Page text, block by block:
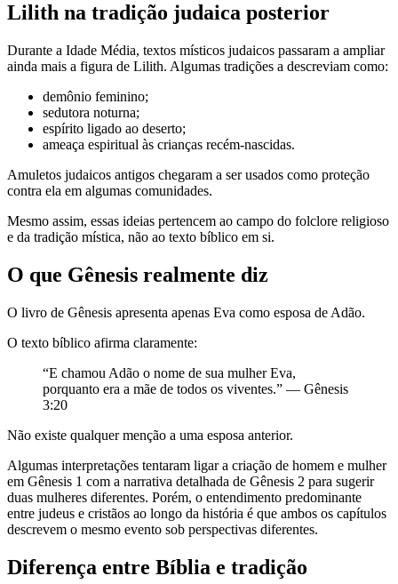
Lilith na tradição judaica posterior
Durante a Idade Média, textos místicos judaicos passaram a ampliar
ainda mais a figura de Lilith. Algumas tradições a descreviam como:
demônio feminino;
sedutora noturna;
espírito ligado ao deserto;
ameaça espiritual às crianças recém-nascidas.
Amuletos judaicos antigos chegaram a ser usados como proteção
contra ela em algumas comunidades.
Mesmo assim, essas ideias pertencem ao campo do folclore religioso
e da tradição mística, não ao texto bíblico em si.
O que Gênesis realmente diz
O livro de Gênesis apresenta apenas Eva como esposa de Adão.
O texto bíblico afirma claramente:
“E chamou Adão o nome de sua mulher Eva,
porquanto era a mãe de todos os viventes.” — Gênesis
3:20
Não existe qualquer menção a uma esposa anterior.
Algumas interpretações tentaram ligar a criação de homem e mulher
em Gênesis 1 com a narrativa detalhada de Gênesis 2 para sugerir
duas mulheres diferentes. Porém, o entendimento predominante
entre judeus e cristãos ao longo da história é que ambos os capítulos
descrevem o mesmo evento sob perspectivas diferentes.
Diferença entre Bíblia e tradição